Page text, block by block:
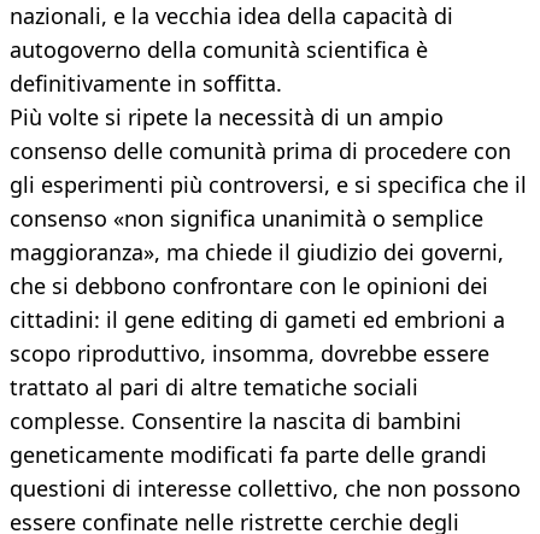
nazionali, e la vecchia idea della capacità di
autogoverno della comunità scientifica è
definitivamente in soffitta.
Più volte si ripete la necessità di un ampio
consenso delle comunità prima di procedere con
gli esperimenti più controversi, e si specifica che il
consenso «non significa unanimità o semplice
maggioranza», ma chiede il giudizio dei governi,
che si debbono confrontare con le opinioni dei
cittadini: il gene editing di gameti ed embrioni a
scopo riproduttivo, insomma, dovrebbe essere
trattato al pari di altre tematiche sociali
complesse. Consentire la nascita di bambini
geneticamente modificati fa parte delle grandi
questioni di interesse collettivo, che non possono
essere confinate nelle ristrette cerchie degli